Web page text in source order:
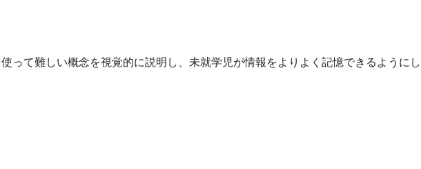
って難しい概念を視覚的に説明し、未就学児が情報をよりよく記憶できるようにし